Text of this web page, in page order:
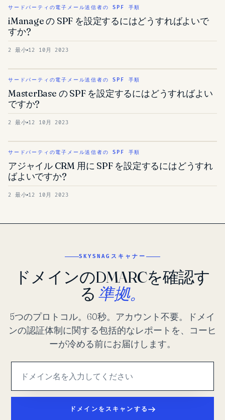
サードパーティの電子メール送信者の SPF 手順
iManage の SPF を設定するにはどうすればよいで
すか?
2 最小 12 10月 2023
サードパーティの電子メール送信者の SPF 手順
MasterBase の SPF を設定するにはどうすればよい
ですか?
2 最小 12 10月 2023
サードパーティの電子メール送信者の SPF 手順
アジャイル CRM 用に SPF を設定するにはどうすれ
ばよいですか?
2 最小 12 10月 2023
SKYSNAGスキャナー
ドメインのDMARCを確認す
る 準拠。
5つのプロトコル。60秒。アカウント不要。ドメイ
ンの認証体制に関する包括的なレポートを、コーヒ
ーが冷める前にお届けします。
ドメインをスキャンする